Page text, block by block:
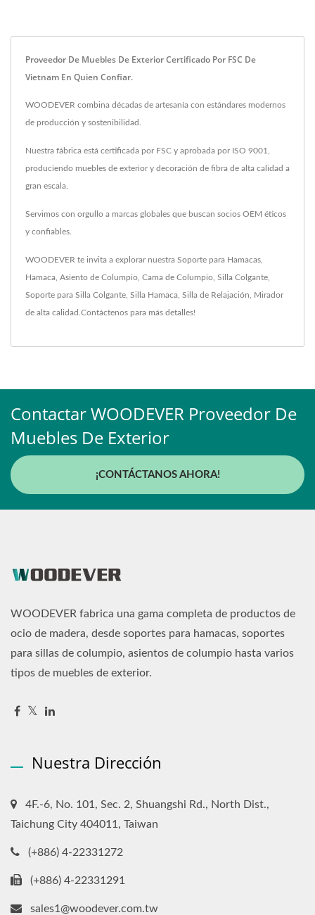
Proveedor De Muebles De Exterior Certificado Por FSC De
Vietnam En Quien Confiar.
WOODEVER combina décadas de artesanía con estándares modernos
de producción y sostenibilidad.
Nuestra fábrica está certificada por FSC y aprobada por ISO 9001,
produciendo muebles de exterior y decoración de fibra de alta calidad a
gran escala.
Servimos con orgullo a marcas globales que buscan socios OEM éticos
y confiables.
WOODEVER te invita a explorar nuestra Soporte para Hamacas
Hamaca Asiento de Columpio Cama de Columpio Silla Colgante
Soporte para Silla Colgante Silla Hamaca Silla de Relajación Mirador
de alta calidad. Contáctenos para más detalles!
Contactar WOODEVER Proveedor De
Muebles De Exterior
¡CONTÁCTANOS AHORA!
WOODEVER fabrica una gama completa de productos de
ocio de madera, desde soportes para hamacas, soportes
para sillas de columpio, asientos de columpio hasta varios
tipos de muebles de exterior.
Nuestra Dirección
4F.-6, No. 101, Sec. 2, Shuangshi Rd., North Dist.,
Taichung City 404011, Taiwan
(+886) 4-22331272
(+886) 4-22331291
sales1@woodever.com.tw